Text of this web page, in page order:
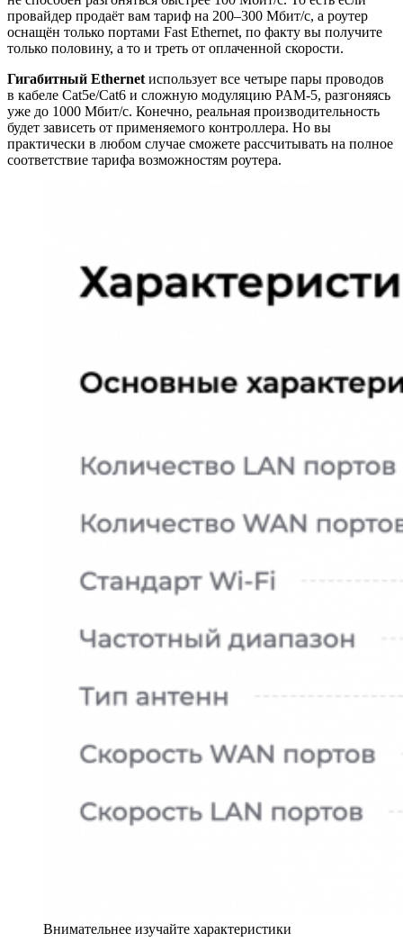
провайдер продаёт вам тариф на 200–300 Мбит/с, а роутер
оснащён только портами Fast Ethernet, по факту вы получите
только половину, а то и треть от оплаченной скорости.
Гигабитный Ethernet использует все четыре пары проводов
в кабеле Cat5e/Cat6 и сложную модуляцию PAM-5, разгоняясь
уже до 1000 Мбит/с. Конечно, реальная производительность
будет зависеть от применяемого контроллера. Но вы
практически в любом случае сможете рассчитывать на полное
соответствие тарифа возможностям роутера.
Внимательнее изучайте характеристики